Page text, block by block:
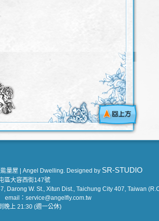
量屋 | Angel Dwelling. Designed by SR-STUDIO
區大容西街147號
Darong W. St., Xitun Dist., Taichung City 407, Taiwan
：service@angelfly.com.tw
晚上 21:30 (週一公休)